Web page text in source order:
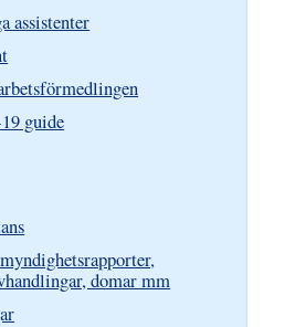
assistenter
guide
domar mm